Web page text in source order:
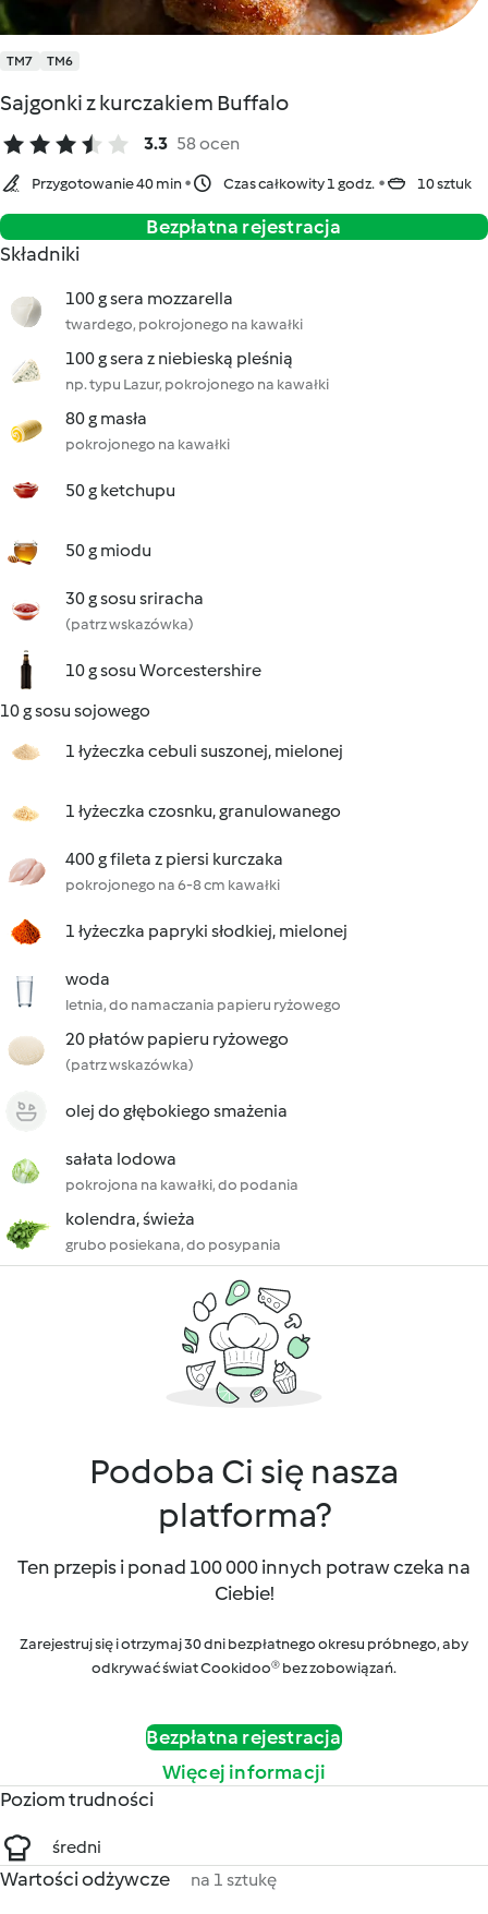
TM7 TM6
Sajgonki z kurczakiem Buffalo
3.3 58 ocen
Przygotowanie 40 min Czas całkowity 1 godz. 10 sztuk
Bezpłatna rejestracja
Składniki
100 g sera mozzarella
twardego, pokrojonego na kawałki
100 g sera z niebieską pleśnią
np. typu Lazur, pokrojonego na kawałki
80 g masła
pokrojonego na kawałki
50 g ketchupu
50 g miodu
30 g sosu sriracha
(patrz wskazówka)
10 g sosu Worcestershire
10 g sosu sojowego
1 łyżeczka cebuli suszonej, mielonej
1 łyżeczka czosnku, granulowanego
400 g fileta z piersi kurczaka
pokrojonego na 6-8 cm kawałki
1 łyżeczka papryki słodkiej, mielonej
woda
letnia, do namaczania papieru ryżowego
20 płatów papieru ryżowego
(patrz wskazówka)
olej do głębokiego smażenia
sałata lodowa
pokrojona na kawałki, do podania
kolendra, świeża
grubo posiekana, do posypania
Podoba Ci się nasza
platforma?
Ten przepis i ponad 100 000 innych potraw czeka na
Ciebie!
Zarejestruj się i otrzymaj 30 dni bezpłatnego okresu próbnego, aby
odkrywać świat Cookidoo® bez zobowiązań.
Bezpłatna rejestracja
Więcej informacji
Poziom trudności
średni
Wartości odżywcze na 1 sztukę